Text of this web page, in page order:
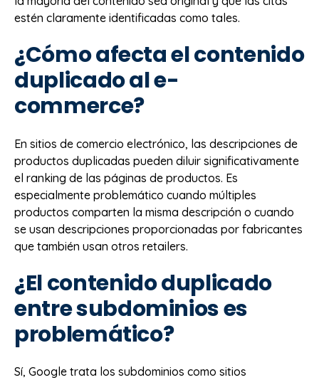
estén claramente identificadas como tales.
¿Cómo afecta el contenido
duplicado al e-
commerce?
En sitios de comercio electrónico, las descripciones de
productos duplicadas pueden diluir significativamente
el ranking de las páginas de productos. Es
especialmente problemático cuando múltiples
productos comparten la misma descripción o cuando
se usan descripciones proporcionadas por fabricantes
que también usan otros retailers.
¿El contenido duplicado
entre subdominios es
problemático?
Sí, Google trata los subdominios como sitios